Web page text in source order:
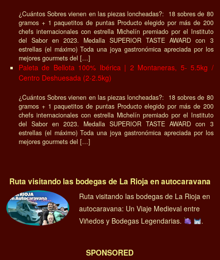
¿Cuántos Sobres vienen en las piezas loncheadas?: 18 sobres de 80
gramos + 1 paquetitos de puntas Producto elegido por más de 200
chefs internacionales con estrella Michelín premiado por el Instituto
del Sabor en 2023. Medalla SUPERIOR TASTE AWARD con 3
estrellas (el máximo) Toda una joya gastronómica apreciada por los
mejores gourmets del […]
Paleta de Bellota 100% Ibérica | 2 Montaneras, 5- 5.5kg /
Centro Deshuesada (2-2.5kg)
¿Cuántos Sobres vienen en las piezas loncheadas?: 18 sobres de 80
gramos + 1 paquetitos de puntas Producto elegido por más de 200
chefs internacionales con estrella Michelín premiado por el Instituto
del Sabor en 2023. Medalla SUPERIOR TASTE AWARD con 3
estrellas (el máximo) Toda una joya gastronómica apreciada por los
mejores gourmets del […]
Ruta visitando las bodegas de La Rioja en autocaravana
Ruta visitando las bodegas de La Rioja en
autocaravana: Un Viaje Medieval entre
Viñedos y Bodegas Legendarias.
.
SPONSORED